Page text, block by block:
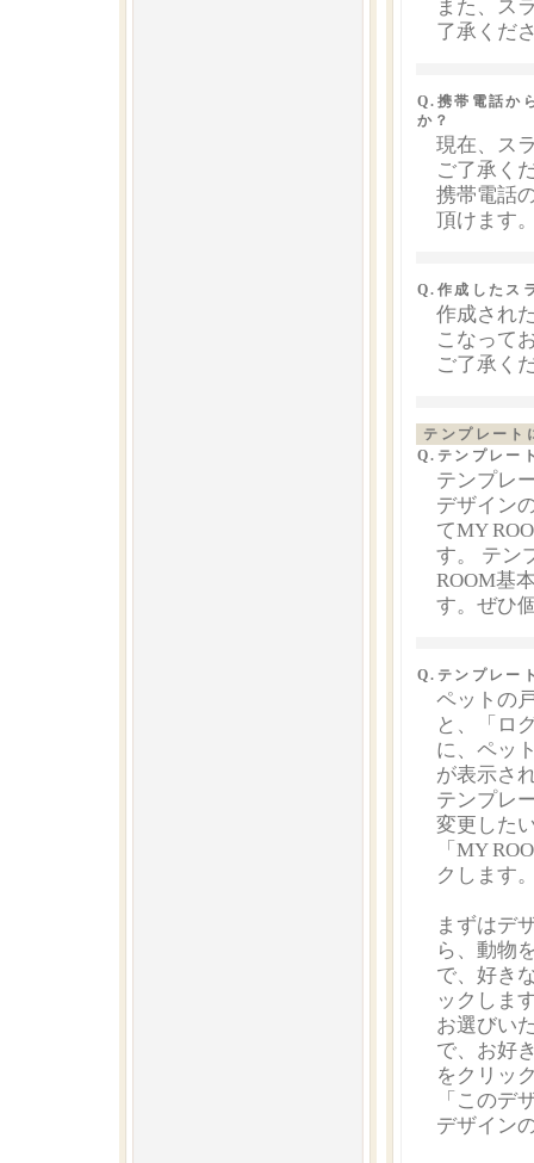
また、ス
了承くだ
Q.携帯電話か
か？
現在、ス
ご了承く
携帯電話
頂けます
Q.作成したス
作成され
こなって
ご了承く
テンプレート
Q.テンプレー
テンプレ
デザイン
てMY
す。 テン
ROOM基
す。ぜひ
Q.テンプレー
ペットの
と、「ロ
に、ペッ
が表示さ
テンプレ
変更した
「MY
クします
まずはデ
ら、動物
で、好き
ックしま
お選びい
で、お好
をクリッ
「このデ
デザイン